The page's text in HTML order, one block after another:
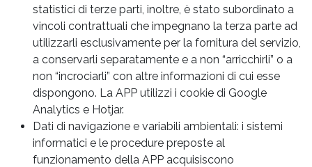
statistici di terze parti, inoltre, è stato subordinato a
vincoli contrattuali che impegnano la terza parte ad
utilizzarli esclusivamente per la fornitura del servizio,
a conservarli separatamente e a non “arricchirli” o a
non “incrociarli” con altre informazioni di cui esse
dispongono. La APP utilizzi i cookie di Google
Analytics e Hotjar.
Dati di navigazione e variabili ambientali: i sistemi
informatici e le procedure preposte al
funzionamento della APP acquisiscono